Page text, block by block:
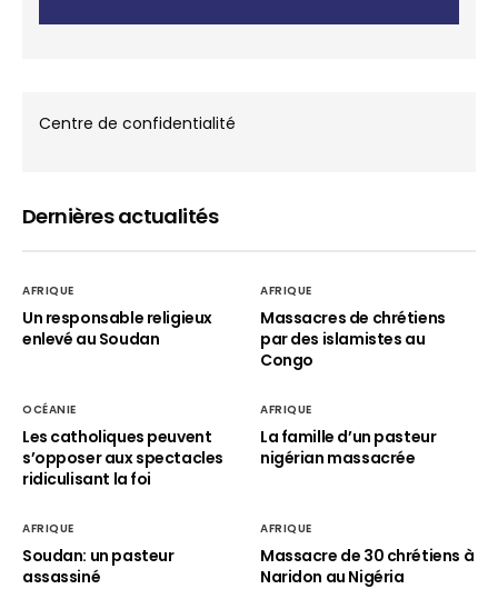
Centre de confidentialité
Dernières actualités
AFRIQUE
Un responsable religieux
enlevé au Soudan
AFRIQUE
Massacres de chrétiens
par des islamistes au
Congo
OCÉANIE
Les catholiques peuvent
s’opposer aux spectacles
ridiculisant la foi
AFRIQUE
La famille d’un pasteur
nigérian massacrée
AFRIQUE
Soudan: un pasteur
assassiné
AFRIQUE
Massacre de 30 chrétiens à
Naridon au Nigéria